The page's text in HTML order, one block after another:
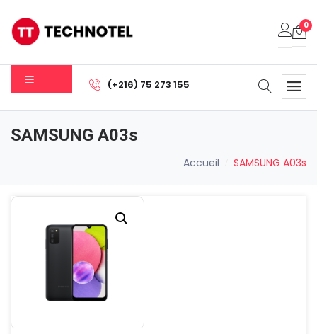
0
Votre panier est vide.
Sous-total: 0.000DT
Voir Le Panier
(+216) 75 273 155
SAMSUNG A03s
Accueil SAMSUNG A03s